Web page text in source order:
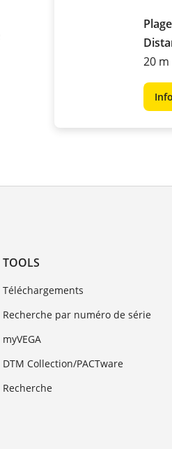
20 m
TOOLS
Téléchargements
Recherche par numéro de série
myVEGA
DTM Collection/PACTware
Recherche